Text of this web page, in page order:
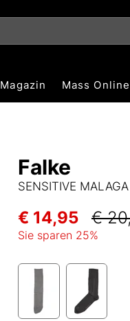
Magazin Mass
Falke
SENSITIVE MALAGA
€ 14,95 €
Sie sparen 25%